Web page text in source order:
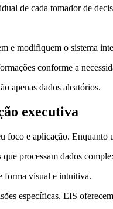
de cada tomador de
e modifiquem o sistema
conforme a
apenas dados aleatórios.
executiva
foco e aplicação. Enquanto
processam dados
forma visual e intuitiva.
específicas. EIS